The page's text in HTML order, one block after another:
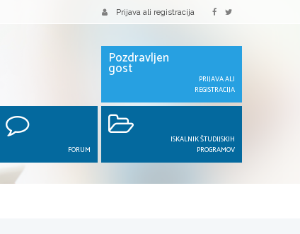
Prijava ali registracija
Pozdravljen
gost
PRIJAVA ALI
REGISTRACIJA
FORUM
ISKALNIK ŠTUDIJSKIH
PROGRAMOV